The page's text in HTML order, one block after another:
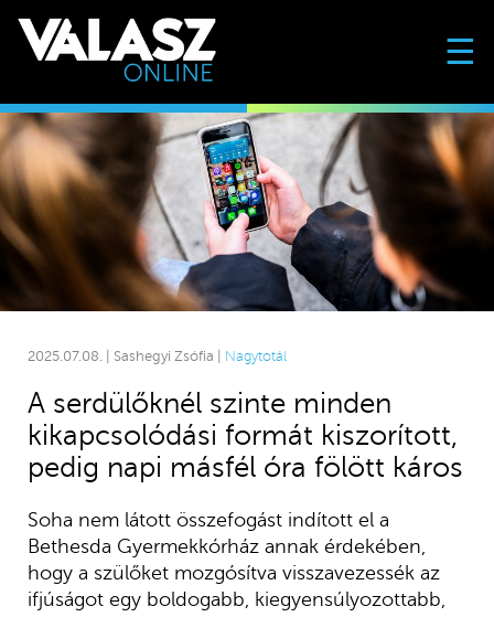
☰
2025.07.08. | Sashegyi Zsófia | Nagytotál
A serdülőknél szinte minden
kikapcsolódási formát kiszorított,
pedig napi másfél óra fölött káros
Soha nem látott összefogást indított el a
Bethesda Gyermekkórház annak érdekében,
hogy a szülőket mozgósítva visszavezessék az
ifjúságot egy boldogabb, kiegyensúlyozottabb,